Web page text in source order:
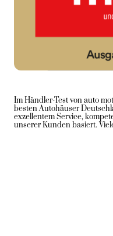
Im Händler-Test vonauto
besten Autohäuser
exzellentem Service,
unserer Kunden basiert.